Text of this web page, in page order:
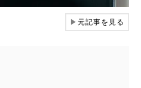
▶元記事を見る